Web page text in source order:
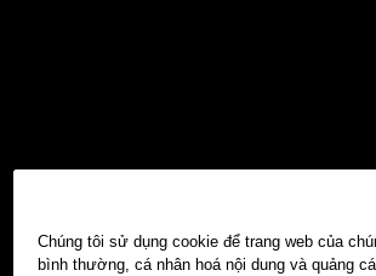
Chúng tôi sử dụng cookie để trang web của
bình thường, cá nhân hoá nội dung và quảng